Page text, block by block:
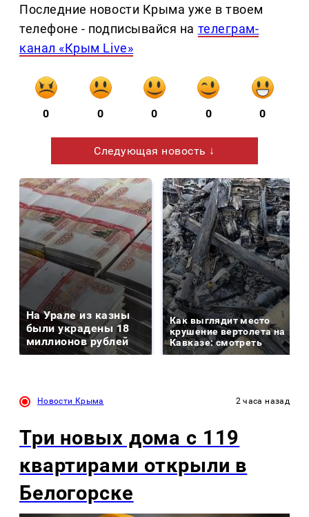
Последние новости Крыма уже в твоем
телефоне - подписывайся на телеграм-
канал «Крым Live»
0 0 0 0 0
Следующая новость ↓
На Урале из казны
были украдены 18
миллионов рублей
Как выглядит место
крушение вертолета на
Кавказе: смотреть
Новости Крыма 2 часа назад
Три новых дома с 119
квартирами открыли в
Белогорске